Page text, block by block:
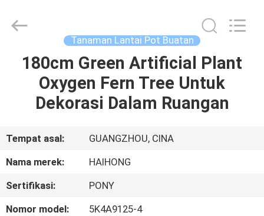
RUMAH
PRODUK
VIDEO
KAMI
Crafts
Factory.
Developed
Tanaman Lantai Pot Buatan
180cm Green Artificial Plant
Oxygen Fern Tree Untuk
Dekorasi Dalam Ruangan
Tempat asal:
GUANGZHOU, CINA
Nama merek:
HAIHONG
Sertifikasi:
PONY
Nomor model:
5K4A9125-4